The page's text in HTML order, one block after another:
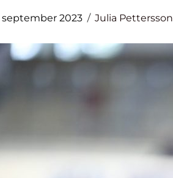
september 2023 Julia Pettersson